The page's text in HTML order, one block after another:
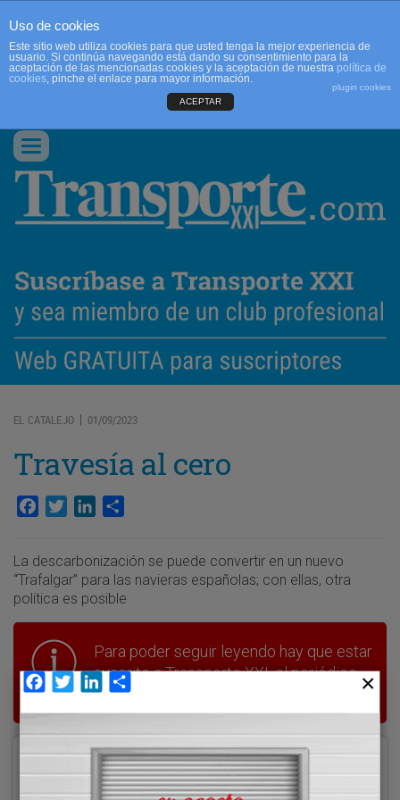
CONTACTO
Conmutar
navegación
EL CATALEJO | 01/09/2023
Travesía al cero
Facebook
TwitterLinkedIn
La descarbonización se puede convertir en un nuevo
“Trafalgar” para las navieras españolas; con ellas, otra
política es posible
Para poder seguir leyendo hay que estar
suscrito a Transporte XXI, el periódico
del transporte y la logística en España.
Acceder
Uso de cookies
Este sitio web utiliza cookies para que usted tenga la mejor experiencia de
usuario. Si continúa navegando está dando su consentimiento para la
aceptación de las mencionadas cookies y la aceptación de nuestra política de
cookies, pinche el enlace para mayor información.
plugin cookies
ACEPTAR
Facebook
TwitterLinkedIn